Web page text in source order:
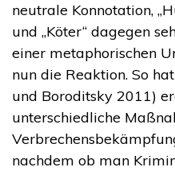
neutrale Konnotation,
und „Köter“ dagegen
einer metaphorischen
nun die Reaktion. So
und Boroditsky 2011)
unterschiedliche
nachdem ob man